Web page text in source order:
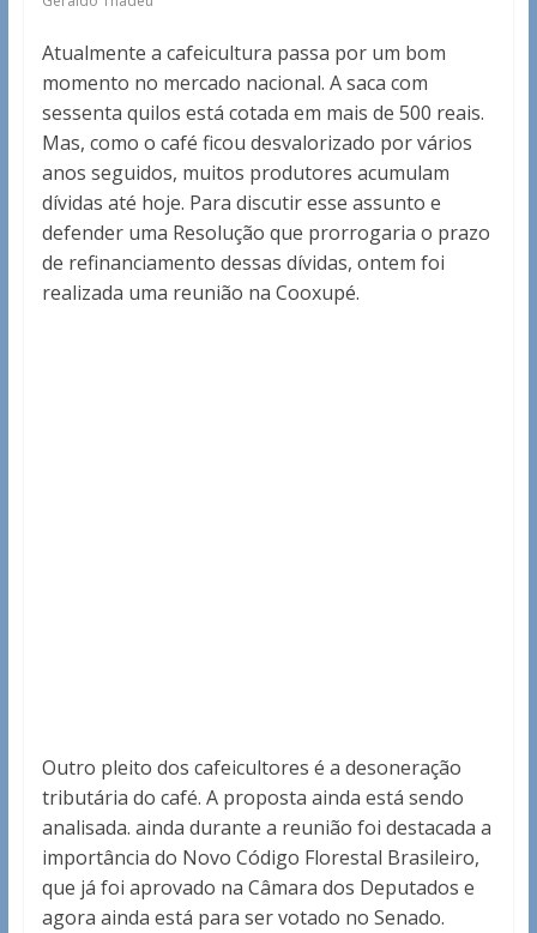
Atualmente a cafeicultura passa por um bom
momento no mercado nacional. A saca com
sessenta quilos está cotada em mais de 500 reais.
Mas, como o café ficou desvalorizado por vários
anos seguidos, muitos produtores acumulam
dívidas até hoje. Para discutir esse assunto e
defender uma Resolução que prorrogaria o prazo
de refinanciamento dessas dívidas, ontem foi
realizada uma reunião na Cooxupé.
Outro pleito dos cafeicultores é a desoneração
tributária do café. A proposta ainda está sendo
analisada. ainda durante a reunião foi destacada a
importância do Novo Código Florestal Brasileiro,
que já foi aprovado na Câmara dos Deputados e
agora ainda está para ser votado no Senado.